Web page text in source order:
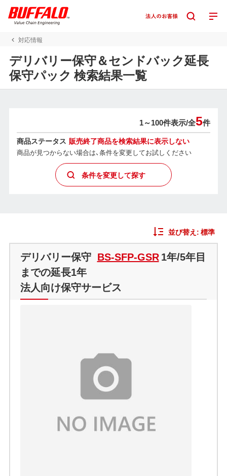
対応情報
デリバリー保守＆センドバック延長
保守パック 検索結果一覧
1～100件表示/全5件
商品ステータス 販売終了商品を検索結果に表示しない
商品が見つからない場合は、条件を変更してお試しください
条件を変更して探す
並び替え:標準
デリバリー保守 BS-SFP-GSR1年/5年目
までの延長1年
法人向け保守サービス